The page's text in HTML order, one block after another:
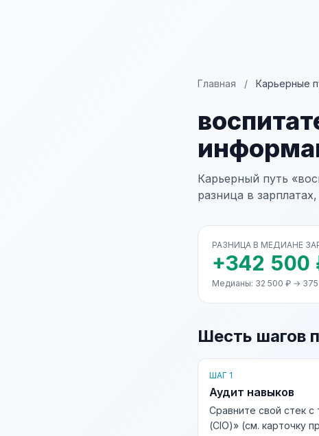
Главная / Карьерные
Карьерный путь
разница в
РАЗНИЦА В МЕДИАНЕ
+342 500
Медианы: 32 500 ₽ →
Шесть шагов
ШАГ 1
Аудит навыков
Сравните свой стек
(CIO)» (см. карточку